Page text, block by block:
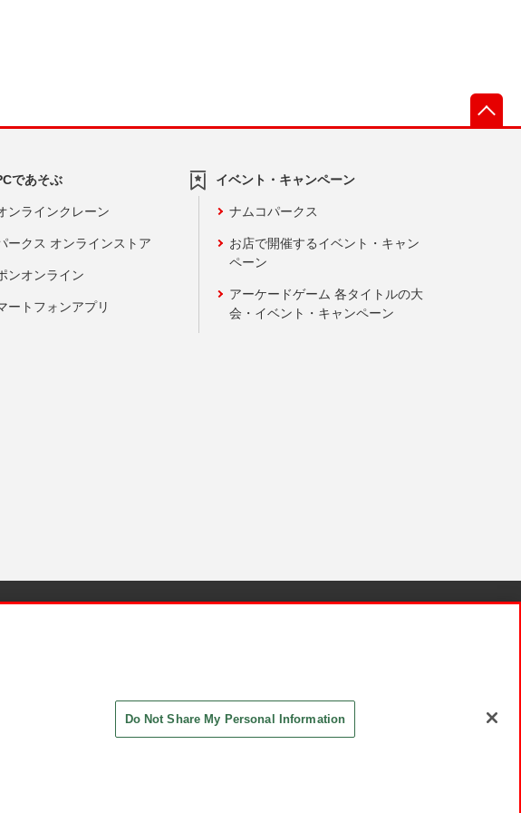
であそぶ
ンラインクレーン
ークス オンラインストア
ンオンライン
ートフォンアプリ
イベント・キャンペーン
ナムコパークス
お店で開催するイベント・キャン
ペーン
アーケードゲーム 各タイトルの大
会・イベント・キャンペーン
Do Not Share My Personal Information